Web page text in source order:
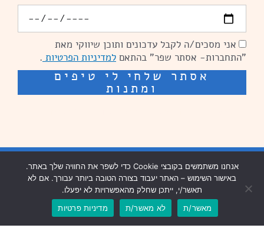
הסכמהאני מסכים/ה לקבל עדכונים ותוכן שיווקי מאת
"התחברות- אסתר שפר" בהתאם למדיניות הפרטיות .
אסתר שלחי לי טיפים
ומתנות
שיפור מהירות אתרים נזר מדיה
עיצוב וכתיבה שיווקית: פנדה תקשורת
אנחנו משתמשים בקובצי Cookie כדי לשפר את החוויה שלך באתר.
באישור השימוש – האתר יעבוד בצורה הטובה ביותר עבורך. אם לא
תאשר/י, ייתכן שחלק מהאפשרויות לא יפעלו.
מאשר/ת
לא מאשר/ת מדיניות פרטיות